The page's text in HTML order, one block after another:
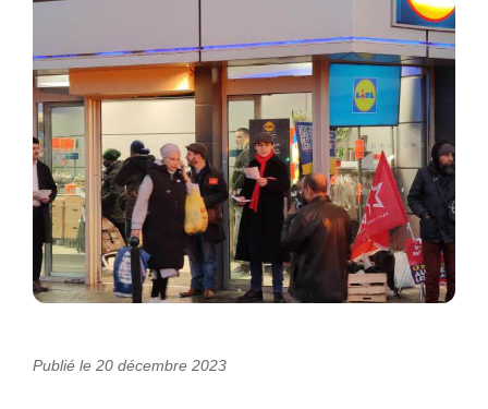
Publié le 20 décembre 2023